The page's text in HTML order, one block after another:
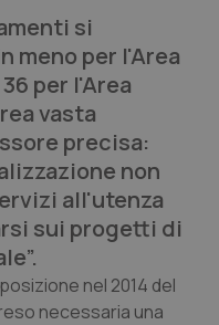
si
meno per l'Area
per l'Area
vasta
precisa:
non
all'utenza
sui progetti di
nel 2014 del
necessaria una